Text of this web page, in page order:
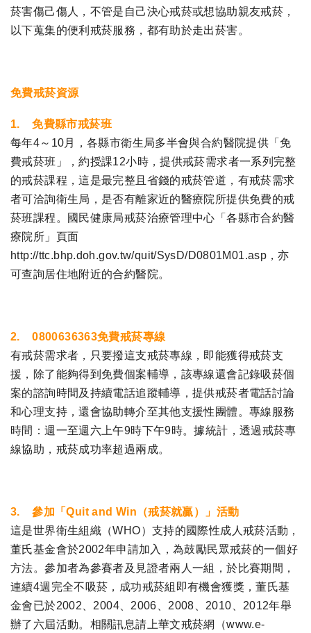
菸害傷己傷人，不管是自己決心戒菸或想協助親友戒菸，
以下蒐集的便利戒菸服務，都有助於走出菸害。
免費戒菸資源
1. 免費縣市戒菸班
每年4～10月，各縣市衛生局多半會與合約醫院提供「免
費戒菸班」，約授課12小時，提供戒菸需求者一系列完整
的戒菸課程，這是最完整且省錢的戒菸管道，有戒菸需求
者可洽詢衛生局，是否有離家近的醫療院所提供免費的戒
菸班課程。國民健康局戒菸治療管理中心「各縣市合約醫
療院所」頁面
http://ttc.bhp.doh.gov.tw/quit/SysD/D0801M01.asp，亦
可查詢居住地附近的合約醫院。
2. 0800636363免費戒菸專線
有戒菸需求者，只要撥這支戒菸專線，即能獲得戒菸支
援，除了能夠得到免費個案輔導，該專線還會記錄吸菸個
案的諮詢時間及持續電話追蹤輔導，提供戒菸者電話討論
和心理支持，還會協助轉介至其他支援性團體。專線服務
時間：週一至週六上午9時下午9時。據統計，透過戒菸專
線協助，戒菸成功率超過兩成。
3. 參加「Quit and Win（戒菸就贏）」活動
這是世界衛生組織（WHO）支持的國際性成人戒菸活動，
董氏基金會於2002年申請加入，為鼓勵民眾戒菸的一個好
方法。參加者為參賽者及見證者兩人一組，於比賽期間，
連續4週完全不吸菸，成功戒菸組即有機會獲獎，董氏基
金會已於2002、2004、2006、2008、2010、2012年舉
辦了六屆活動。相關訊息請上華文戒菸網（www.e-